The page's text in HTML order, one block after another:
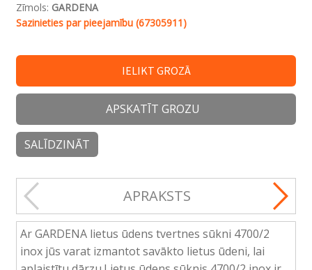
Zīmols: GARDENA
Sazinieties par pieejamību (67305911)
IELIKT GROZĀ
APSKATĪT GROZU
SALĪDZINĀT
APRAKSTS
Ar GARDENA lietus ūdens tvertnes sūkni 4700/2
inox jūs varat izmantot savākto lietus ūdeni, lai